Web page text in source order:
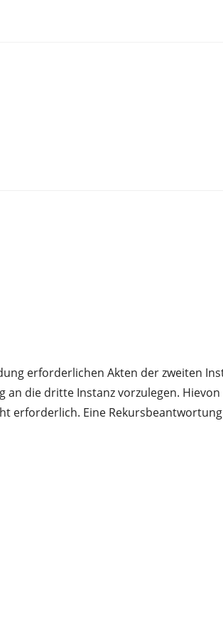
erforderlichen Akten der zweiten
die dritte Instanz vorzulegen.
erforderlich. Eine